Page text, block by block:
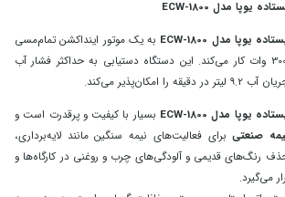
به یک موتور اینداکشن تمام‌مسی
مجهز است که با توان 3000 وات کار می‌کند. این دستگاه دستیابی به حداکثر فشار آب
بسیار با کیفیت و پرقدرت است و
صنعتیبرای فعالیت‌های نیمه سنگین مانند لایه‌برداری،
رنگ‌های قدیمی و آلودگی‌های چرب و روغنی در کارگاه‌ها و
می‌گیرد.